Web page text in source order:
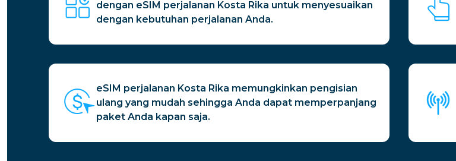
dengan eSIM perjalanan Kosta Rika untuk menyesuaikan
dengan kebutuhan perjalanan Anda.
eSIM perjalanan Kosta Rika memungkinkan pengisian
ulang yang mudah sehingga Anda dapat memperpanjang
paket Anda kapan saja.